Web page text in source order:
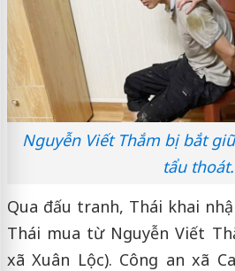
Nguyễn Viết Thắm bị bắt
tẩu thoát.
Qua đấu tranh, Thái khai
Thái mua từ Nguyễn Viết
xã Xuân Lộc). Công an xã